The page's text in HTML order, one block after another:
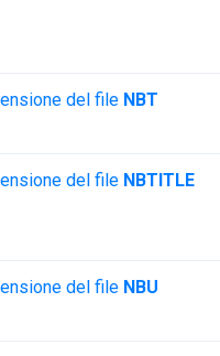
del file NBT
del file NBTITLE
del file NBU